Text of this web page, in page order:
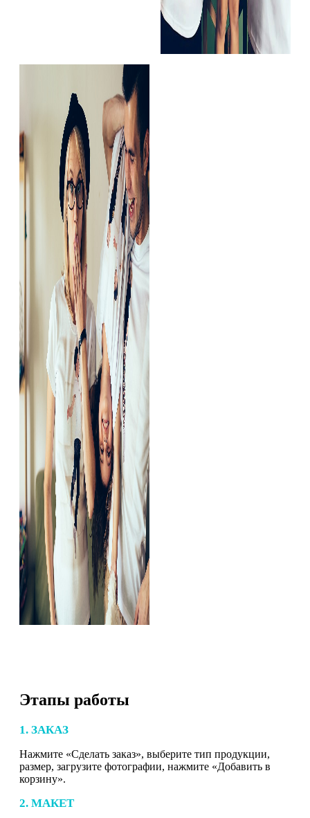
Этапы работы
1. ЗАКАЗ
Нажмите «Сделать заказ», выберите тип продукции,
размер, загрузите фотографии, нажмите «Добавить в
корзину».
2. МАКЕТ